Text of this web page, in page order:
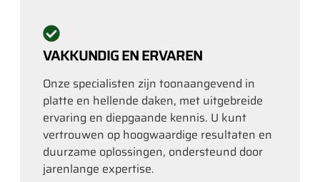
VAKKUNDIG EN ERVAREN
Onze specialisten zijn toonaangevend in
platte en hellende daken, met uitgebreide
ervaring en diepgaande kennis. U kunt
vertrouwen op hoogwaardige resultaten en
duurzame oplossingen, ondersteund door
jarenlange expertise.